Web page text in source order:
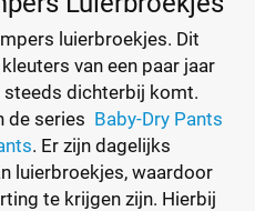
luierbroekjes. Dit
van een paar jaar
dichterbij komt.
de series Baby-Dry Pants
. Er zijn dagelijks
luierbroekjes, waardoor
te krijgen zijn. Hierbij